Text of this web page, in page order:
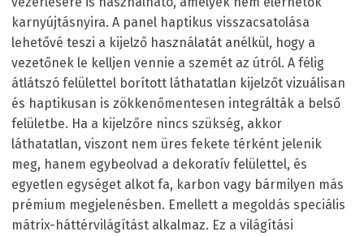
karnyújtásnyira. A panel haptikus visszacsatolása
lehetővé teszi a kijelző használatát anélkül, hogy a
vezetőnek le kelljen vennie a szemét az útról. A félig
átlátszó felülettel borított láthatatlan kijelzőt vizuálisan
és haptikusan is zökkenőmentesen integrálták a belső
felületbe. Ha a kijelzőre nincs szükség, akkor
láthatatlan, viszont nem üres fekete térként jelenik
meg, hanem egybeolvad a dekoratív felülettel, és
egyetlen egységet alkot fa, karbon vagy bármilyen más
prémium megjelenésben. Emellett a megoldás speciális
mátrix-háttérvilágítást alkalmaz. Ez a világítási